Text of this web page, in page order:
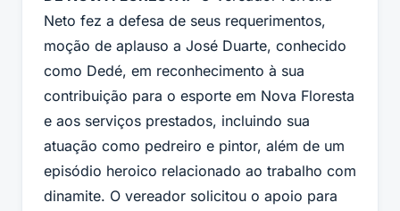
Neto fez a defesa de seus requerimentos,
moção de aplauso a José Duarte, conhecido
como Dedé, em reconhecimento à sua
contribuição para o esporte em Nova Floresta
e aos serviços prestados, incluindo sua
atuação como pedreiro e pintor, além de um
episódio heroico relacionado ao trabalho com
dinamite. O vereador solicitou o apoio para